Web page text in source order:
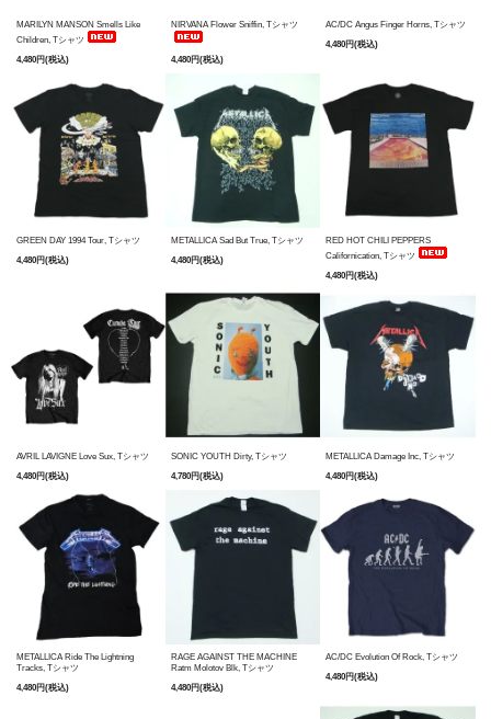
MARILYN MANSON Smells Like
Children, Tシャツ
4,480円(税込)
NIRVANA Flower Sniffin, Tシャツ
4,480円(税込)
AC/DC Angus Finger Horns, Tシャツ
4,480円(税込)
GREEN DAY 1994 Tour, Tシャツ
4,480円(税込)
METALLICA Sad But True, Tシャツ
4,480円(税込)
RED HOT CHILI PEPPERS
Californication, Tシャツ
4,480円(税込)
AVRIL LAVIGNE Love Sux, Tシャツ
4,480円(税込)
SONIC YOUTH Dirty, Tシャツ
4,780円(税込)
METALLICA Damage Inc, Tシャツ
4,480円(税込)
METALLICA Ride The Lightning
Tracks, Tシャツ
4,480円(税込)
RAGE AGAINST THE MACHINE
Ratm Molotov Blk, Tシャツ
4,480円(税込)
AC/DC Evolution Of Rock, Tシャツ
4,480円(税込)